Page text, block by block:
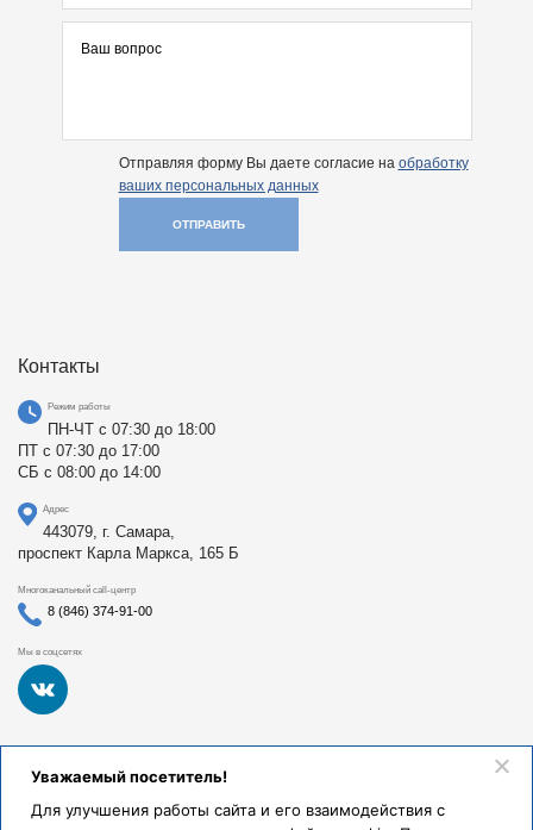
Отправляя форму Вы даете согласие на обработку
ваших персональных данных
ОТПРАВИТЬ
Контакты
Режим работы
ПН-ЧТ с 07:30 до 18:00
ПТ с 07:30 до 17:00
СБ с 08:00 до 14:00
Адрес
443079, г. Самара,
проспект Карла Маркса, 165 Б
Многоканальный call-центр
8 (846) 374-91-00
Мы в соцсетях
Федеральное государственное бюджетное образовательное
учреждение высшего образования «Самарский
здравоохранения Российской Федерации». Клиники СамГМУ
Уважаемый посетитель!
Для улучшения работы сайта и его взаимодействия с